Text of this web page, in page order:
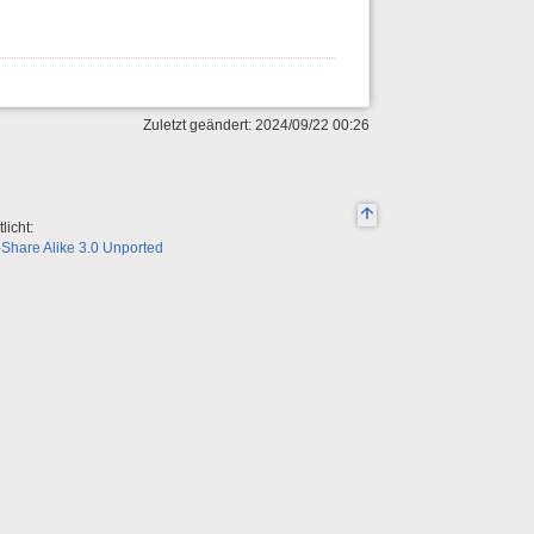
Zuletzt geändert: 2024/09/22 00:26
Alike 3.0 Unported